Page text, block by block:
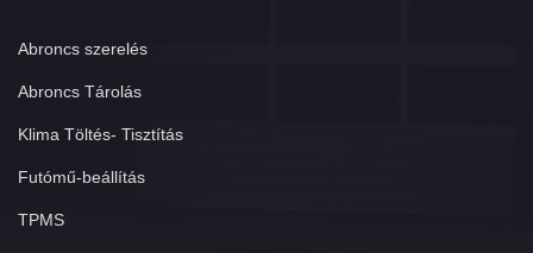
Abroncs szerelés
Abroncs Tárolás
Klima Töltés- Tisztítás
Futómű-beállítás
TPMS